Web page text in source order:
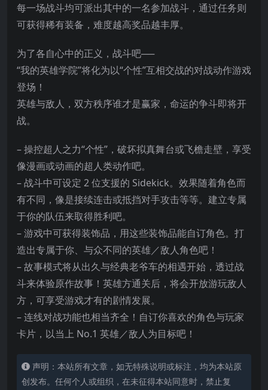
每一场战斗均可派出其中的一名参加战斗，通过任务则
可获得稀有装备，难度越高奖品越丰厚。
为了各自心中的正义，战斗吧──
“我的英雄学院”将化为以“个性”互相交战的对战动作游戏
登场！
英雄与敌人，双方秩序谁才是赢家，命运的争斗即将开
战。
– 操控超人之力“个性”，破坏拟真舞台或飞檐走壁，享受
像漫画或动画的超人类动作吧。
– 战斗中可设定 2 位支援的 Sidekick。效果随着角色而
有不同，像是接续连击或抵挡对手攻击等等。建立专属
于你的队伍来取得胜利吧。
– 游戏中可获得装饰品，用这些装饰品能自订角色。打
造出专属于你、与众不同的英雄／敌人角色吧！
– 故事模式将从出久与经典老爷车的相遇开始，透过战
斗来体验原作故事！英雄方通关后，将会开放游玩敌人
方，可享受游戏才有的剧情发展。
– 连线对战功能也相当齐全！自订你喜欢的角色与玩家
卡片，以当上 No.1 英雄／敌人为目标吧！
声明：本站所有文章，如无特殊说明或标注，均为本站原
创发布。任何个人或组织，在未征得本站同意时，禁止复